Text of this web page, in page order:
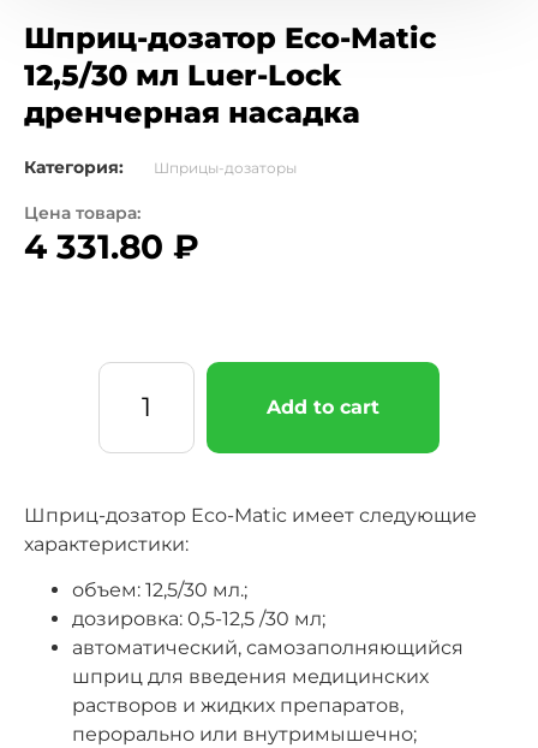
Шприц-дозатор Eco-Matic
12,5/30 мл Luer-Lock
дренчерная насадка
Категория: Шприцы-дозаторы
Цена товара:
4 331.80 ₽
Add to cart
Шприц-дозатор Eco-Matic имеет следующие
характеристики:
объем: 12,5/30 мл.;
дозировка: 0,5-12,5 /30 мл;
автоматический, самозаполняющийся
шприц для введения медицинских
растворов и жидких препаратов,
перорально или внутримышечно;